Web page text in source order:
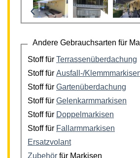
‹
Andere Gebrauchsarten für
Stoff für Terrassenüberdachung
Stoff für Ausfall-/
Stoff für Gartenüberdachung
Stoff für Gelenkarmmarkisen
Stoff für Doppelmarkisen
Stoff für Fallarmmarkisen
Ersatzvolant
Zubehör für Markisen